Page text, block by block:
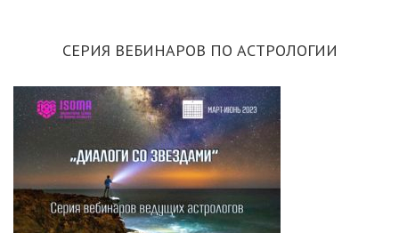
СЕРИЯ ВЕБИНАРОВ ПО АСТРОЛОГИИ